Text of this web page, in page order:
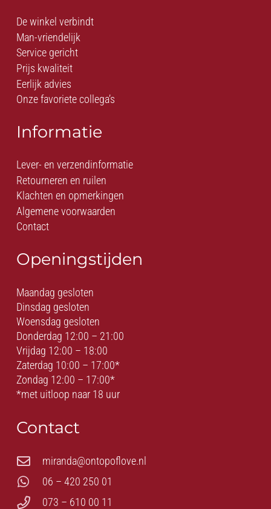
De winkel verbindt
Man-vriendelijk
Service gericht
Prijs kwaliteit
Eerlijk advies
Onze favoriete collega’s
Informatie
Lever- en verzendinformatie
Retourneren en ruilen
Klachten en opmerkingen
Algemene voorwaarden
Contact
Openingstijden
Maandag gesloten
Dinsdag gesloten
Woensdag gesloten
Donderdag 12:00 – 21:00
Vrijdag 12:00 – 18:00
Zaterdag 10:00 – 17:00*
Zondag 12:00 – 17:00*
*met uitloop naar 18 uur
Contact
miranda@ontopoflove.nl
06 – 420 250 01
073 – 610 00 11